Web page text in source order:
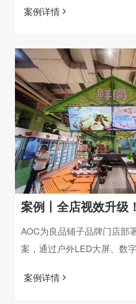
落地呈现。
案例详情
案例丨全店视效升级
显示方案助力某知名
智慧门店新体验
AOC为良品铺子品牌门店部
案，通过户外LED大屏、数
联动"的智慧零售空间，实现
案例详情